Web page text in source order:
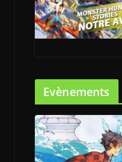
Evènements